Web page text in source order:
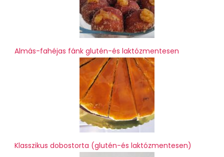
Almás-fahéjas fánk glutén-és laktózmentesen
Klasszikus dobostorta (glutén-és laktózmentesen)